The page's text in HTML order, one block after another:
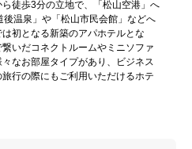
徒歩3分の立地で、「松山空港」へ
温泉」や「松山市民会館」などへ
初となる新築のアパホテルとな
いだコネクトルームやミニソファ
なお部屋タイプがあり、ビジネス
行の際にもご利用いただけるホテ